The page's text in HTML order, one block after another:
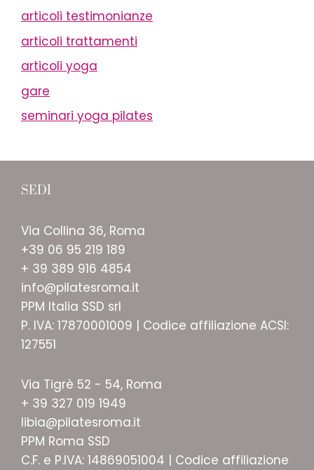
articoli testimonianze
articoli trattamenti
articoli yoga
gare
seminari yoga pilates
SEDI
Via Collina 36, Roma
+39 06 95 219 189
+ 39 389 916 4854
info@pilatesroma.it
PPM Italia SSD srl
P. IVA: 17870001009 | Codice affiliazione ACSI:
127551
Via Tigrè 52 - 54, Roma
+ 39 327 019 1949
libia@pilatesroma.it
PPM Roma SSD
C.F. e P.IVA: 14869051004 | Codice affiliazione